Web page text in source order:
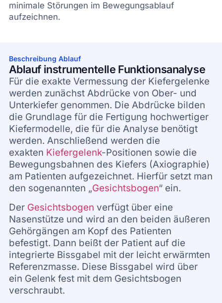
minimale Störungen im Bewegungsablauf
aufzeichnen.
Beschreibung Ablauf
Ablauf instrumentelle Funktionsanalyse
Für die exakte Vermessung der Kiefergelenke
werden zunächst Abdrücke von Ober- und
Unterkiefer genommen. Die Abdrücke bilden
die Grundlage für die Fertigung hochwertiger
Kiefermodelle, die für die Analyse benötigt
werden. Anschließend werden die
exakten Kiefergelenk-Positionen sowie die
Bewegungsbahnen des Kiefers (Axiographie)
am Patienten aufgezeichnet. Hierfür setzt man
den sogenannten „Gesichtsbogen“ ein.
Der Gesichtsbogen verfügt über eine
Nasenstütze und wird an den beiden äußeren
Gehörgängen am Kopf des Patienten
befestigt. Dann beißt der Patient auf die
integrierte Bissgabel mit der leicht erwärmten
Referenzmasse. Diese Bissgabel wird über
ein Gelenk fest mit dem Gesichtsbogen
verschraubt.